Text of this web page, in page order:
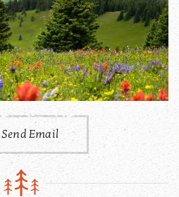
Send Email